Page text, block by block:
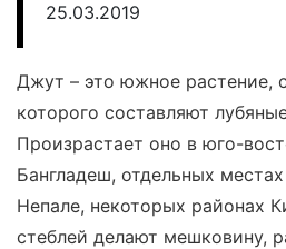
25.03.2019
Джут – это южное растение,
которого составляют
Произрастает оно в юго-
Бангладеш, отдельных
Непале, некоторых районах
стеблей делают мешковину,